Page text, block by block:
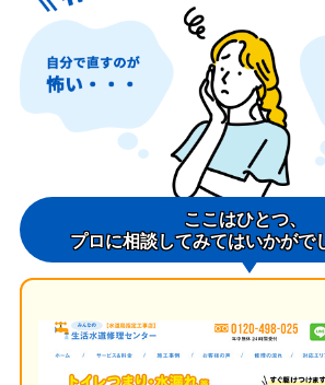
ここはひとつ、
プロに相談してみてはいかがで